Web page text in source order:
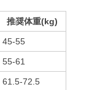
推奨体重(kg)
45-55
55-61
61.5-72.5